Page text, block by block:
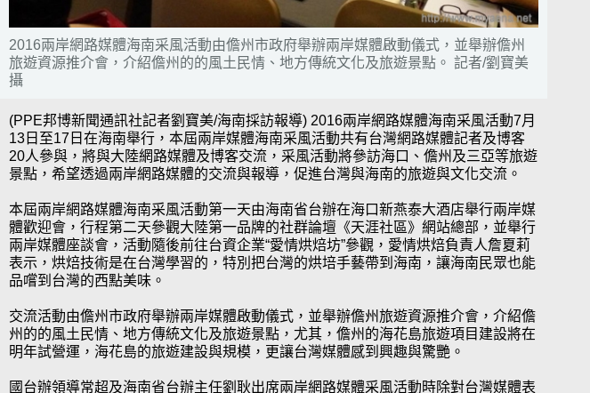
2016兩岸網路媒體海南采風活動由儋州市政府舉辦兩岸媒體啟動儀式，並舉辦儋州
旅遊資源推介會，介紹儋州的的風土民情、地方傳統文化及旅遊景點。 記者/劉寶美
攝
(PPE邦博新聞通訊社記者劉寶美/海南採訪報導) 2016兩岸網路媒體海南采風活動7月
13日至17日在海南舉行，本屆兩岸媒體海南采風活動共有台灣網路媒體記者及博客
20人參與，將與大陸網路媒體及博客交流，采風活動將參訪海口、儋州及三亞等旅遊
景點，希望透過兩岸網路媒體的交流與報導，促進台灣與海南的旅遊與文化交流。
本屆兩岸網路媒體海南采風活動第一天由海南省台辦在海口新燕泰大酒店舉行兩岸媒
體歡迎會，行程第二天參觀大陸第一品牌的社群論壇《天涯社區》網站總部，並舉行
兩岸媒體座談會，活動隨後前往台資企業“愛情烘焙坊”參觀，愛情烘焙負責人詹夏莉
表示，烘焙技術是在台灣學習的，特別把台灣的烘培手藝帶到海南，讓海南民眾也能
品嚐到台灣的西點美味。
交流活動由儋州市政府舉辦兩岸媒體啟動儀式，並舉辦儋州旅遊資源推介會，介紹儋
州的的風土民情、地方傳統文化及旅遊景點，尤其，儋州的海花島旅遊項目建設將在
明年試營運，海花島的旅遊建設與規模，更讓台灣媒體感到興趣與驚艷。
國台辦領導常超及海南省台辦主任劉耿出席兩岸網路媒體采風活動時除對台灣媒體表